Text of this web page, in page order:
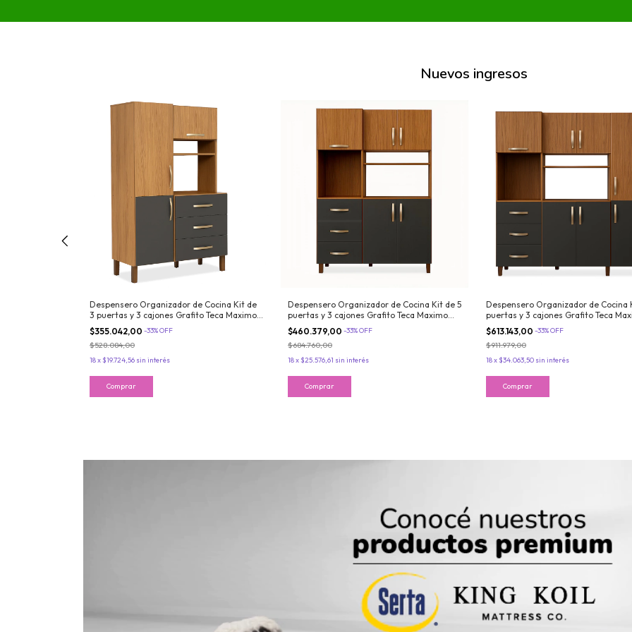
Nuevos ingresos
Despensero Organizador de Cocina Kit de
3 puertas y 3 cajones Grafito Teca Maximo
Acapulco
$355.042,00 -33%OFF
$528.084,00
18x $19.724,56 sin interés
Despensero Organizador de Cocina Kit de 5
puertas y 3 cajones Grafito Teca Maximo
Acapulco
$460.379,00 -33%OFF
$684.760,00
18x $25.576,61 sin interés
Despensero Organizador de Cocina
puertas y 3 cajones Grafito Teca
Acapulco
$613.143,00 -33%OFF
$911.979,00
18x $34.063,50 sin interés